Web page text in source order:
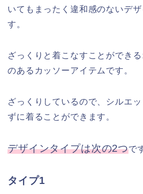
いてもまったく違和感のないデ
す。
ざっくりと着こなすことができ
のあるカッソーアイテムです。
ざっくりしているので、シルエ
ずに着ることができます。
デザインタイプは次の2つで
タイプ1